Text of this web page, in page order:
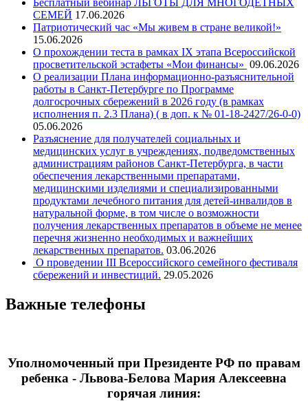
Бесплатный вебинар ЛЬГОТЫ ДЛЯ МНОГОДЕТНЫХ
СЕМЕЙ 17.06.2026
Патриотический час «Мы живем в стране великой!»
15.06.2026
О прохождении теста в рамках IX этапа Всероссийской
просветительской эстафеты «Мои финансы» 09.06.2026
О реализации Плана информационно-разъяснительной
работы в Санкт-Петербурге по Программе
долгосрочных сбережений в 2026 году (в рамках
исполнения п. 2.3 Плана) ( в доп. к № 01-18-2427/26-0-0)
05.06.2026
Разъяснение для получателей социальных и
медицинских услуг в учреждениях, подведомственных
администрациям районов Санкт-Петербурга, в части
обеспечения лекарственными препаратами,
медицинскими изделиями и специализированными
продуктами лечебного питания для детей-инвалидов в
натуральной форме, в том числе о возможности
получения лекарственных препаратов в объеме не менее
перечня жизненно необходимых и важнейших
лекарственных препаратов. 03.06.2026
О проведении III Всероссийского семейного фестиваля
сбережений и инвестиций. 29.05.2026
Важные телефоны
Уполномоченный при Президенте РФ по правам
ребенка - Львова-Белова Мария Алексеевна
горячая линия: